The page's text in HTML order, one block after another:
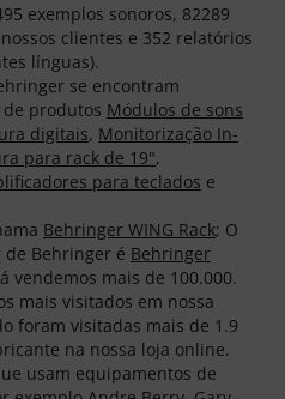
exemplos sonoros, 82289
clientes e 352 relatórios
línguas).
se encontram
produtos Módulos de sons
digitais, Monitorização In-
para rack de 19",
para teclados e
Behringer WING Rack; O
Behringer é Behringer
vendemos mais de 100.000.
mais visitados em nossa
foram visitadas mais de 1.9
na nossa loja online.
usam equipamentos de